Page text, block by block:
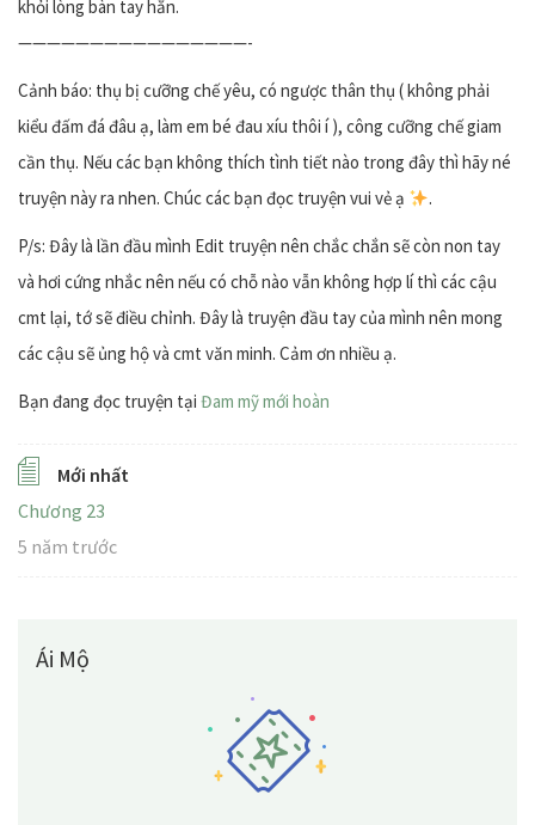
khỏi lòng bàn tay hắn.
————————————————-
Cảnh báo: thụ bị cưỡng chế yêu, có ngược thân thụ ( không phải
kiểu đấm đá đâu ạ, làm em bé đau xíu thôi í ), công cưỡng chế giam
cần thụ. Nếu các bạn không thích tình tiết nào trong đây thì hãy né
truyện này ra nhen. Chúc các bạn đọc truyện vui vẻ ạ
.
P/s: Đây là lần đầu mình Edit truyện nên chắc chắn sẽ còn non tay
và hơi cứng nhắc nên nếu có chỗ nào vẫn không hợp lí thì các cậu
cmt lại, tớ sẽ điều chỉnh. Đây là truyện đầu tay của mình nên mong
các cậu sẽ ủng hộ và cmt văn minh. Cảm ơn nhiều ạ.
Bạn đang đọc truyện tại Đam mỹ mới hoàn
Mới nhất
Chương 23
5 năm trước
Ái Mộ